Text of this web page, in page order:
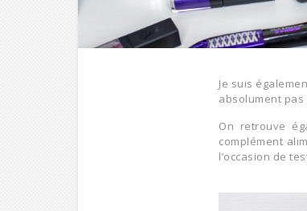
Je suis
absolument pas
On retrouve
complément
l’occasion de